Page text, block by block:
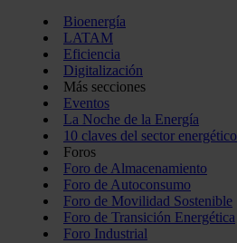
Bioenergía
LATAM
Eficiencia
Digitalización
Más secciones
Eventos
La Noche de la Energía
10 claves del sector energético
Foros
Foro de Almacenamiento
Foro de Autoconsumo
Foro de Movilidad Sostenible
Foro de Transición Energética
Foro Industrial